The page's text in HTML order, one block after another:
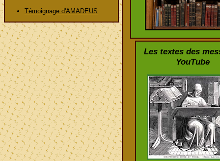
Témoignage d'AMADEUS
Les textes des
YouTube